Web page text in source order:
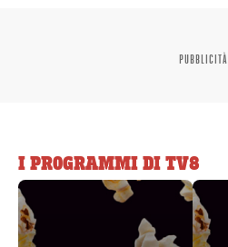
PUBBLICITÀ
I PROGRAMMI DI TV8